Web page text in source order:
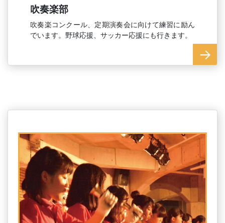
吹奏楽部
吹奏楽コンクール、定期演奏会に向けて練習に励ん
でいます。野球応援、サッカー応援にも行きます。